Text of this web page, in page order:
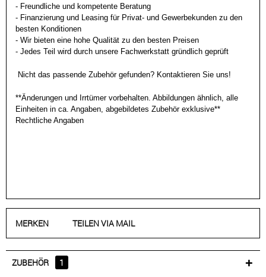
- Freundliche und kompetente Beratung
- Finanzierung und Leasing für Privat- und Gewerbekunden zu den
besten Konditionen
- Wir bieten eine hohe Qualität zu den besten Preisen
- Jedes Teil wird durch unsere Fachwerkstatt gründlich geprüft
Nicht das passende Zubehör gefunden? Kontaktieren Sie uns!
**Änderungen und Irrtümer vorbehalten. Abbildungen ähnlich, alle
Einheiten in ca. Angaben, abgebildetes Zubehör exklusive**
Rechtliche Angaben
MERKEN TEILEN VIA MAIL
ZUBEHÖR 1